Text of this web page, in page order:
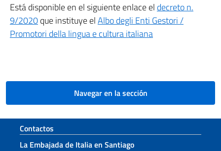
Está disponible en el siguiente enlace el decreto n.
9/2020que instituye elAlbo degli Enti Gestori /
Promotori della lingua e cultura italiana
Navegar en la sección
Sezione footer
Contactos
La Embajada de Italia en Santiago